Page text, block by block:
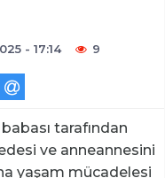
- 17:14 9
tarafından
ve anneannesini
yaşam mücadelesi